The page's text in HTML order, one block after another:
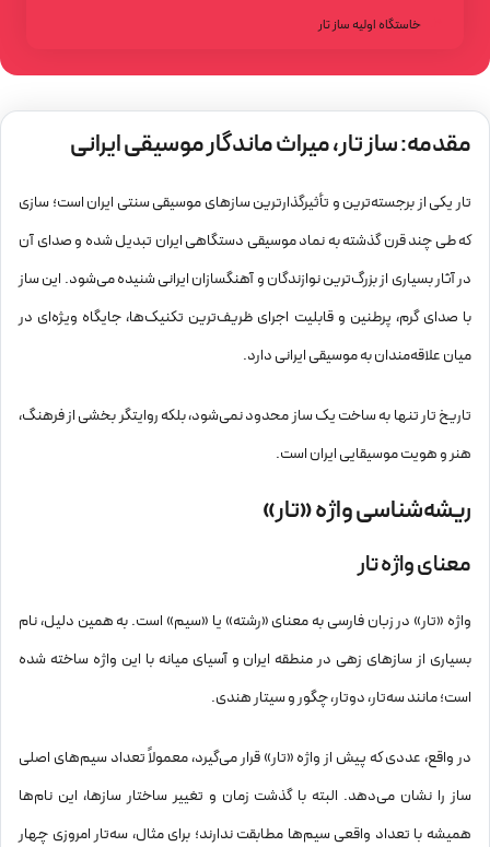
خاستگاه اولیه ساز تار
تاریخچه ساز تار در ایران
دوران زندیه و قاجار
نقش خاندان فراهانی در تکامل تار
علی‌اکبر فراهانی
میرزا حسینقلی و میرزا عبدالله
تغییرات ساختاری تار در طول تاریخ
تغییر شکل کاسه و دسته
استادان برجسته تار در تاریخ ایران
علینقی وزیری
جلیل شهناز
جایگاه تار در موسیقی دستگاهی ایران
نقش در اجرای ردیف
مقدمه: ساز تار، میراث ماندگار موسیقی ایرانی
تار یکی از برجسته‌ترین و تأثیرگذارترین سازهای موسیقی سنتی ایران است؛ سازی
که طی چند قرن گذشته به نماد موسیقی دستگاهی ایران تبدیل شده و صدای آن
در آثار بسیاری از بزرگ‌ترین نوازندگان و آهنگسازان ایرانی شنیده می‌شود. این ساز
با صدای گرم، پرطنین و قابلیت اجرای ظریف‌ترین تکنیک‌ها، جایگاه ویژه‌ای در
میان علاقه‌مندان به موسیقی ایرانی دارد.
تاریخ تار تنها به ساخت یک ساز محدود نمی‌شود، بلکه روایتگر بخشی از فرهنگ،
هنر و هویت موسیقایی ایران است.
ریشه‌شناسی واژه «تار»
معنای واژه تار
واژه «تار» در زبان فارسی به معنای «رشته» یا «سیم» است. به همین دلیل، نام
بسیاری از سازهای زهی در منطقه ایران و آسیای میانه با این واژه ساخته شده
است؛ مانندسه‌تار،دوتار، چگور و سیتار هندی.
در واقع، عددی که پیش از واژه «تار» قرار می‌گیرد، معمولاً تعداد سیم‌های اصلی
ساز را نشان می‌دهد. البته با گذشت زمان و تغییر ساختار سازها، این نام‌ها
همیشه با تعداد واقعی سیم‌ها مطابقت ندارند؛ برای مثال، سه‌تار امروزی چهار